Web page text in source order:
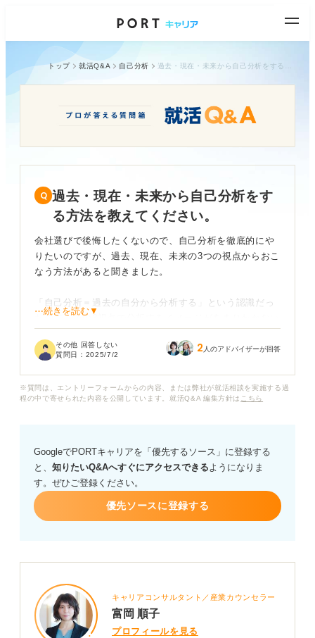
トップ 就活Q&A 自己分析
過去・現在・未来から自己分析をす
る方法を教えてください。
会社選びで後悔したくないので、自己分析を徹底的にや
りたいのですが、過去、現在、未来の3つの視点からおこ
なう方法があると聞きました。
「自己分析＝過去の自分から分析する」という認識だっ
たので、その3視点で分析するイメージがあまりわかない
自分を見つめれば良いのか教えていただけないでしょう
たとえば過去は、これまでの経験から自分の強みや弱み
良いのでしょうか。
特に未来のことは考えるのが難しいと感じているので、
ぜひ教えていただきたいです。
⋯続きを読む▼
その他 回答しない
質問日： 2025/7/2 2 人のアドバイザーが回答
※質問は、エントリーフォームからの内容、または弊社が就活相談を実施する過
程の中で寄せられた内容を公開しています。就活Q&A 編集方針は こちら
GoogleでPORTキャリアを「優先するソース」に登録する
と、 知りたいQ&Aへすぐにアクセスできるようになりま
す。ぜひご登録ください。
優先ソースに登録する
キャリアコンサルタント／産業カウンセラー
富岡 順子
プロフィールを見る